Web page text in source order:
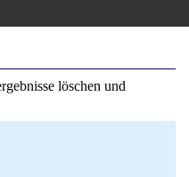
löschen und